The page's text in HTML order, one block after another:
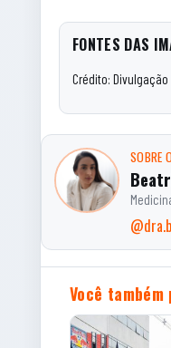
FONTES DAS
Crédito: Divulgação
SOBRE
Você